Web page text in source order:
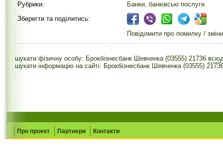
Рубрики:
Банки, банківські послуги
Зберегти та поділитись:
Повідомити про помилку / зміни
шукати фізичну особу: Брокбізнесбанк Шевченка (03555) 21736
шукати інформацію на сайті: Брокбізнесбанк Шевченка (03555)
Про проект Партнери Контакти